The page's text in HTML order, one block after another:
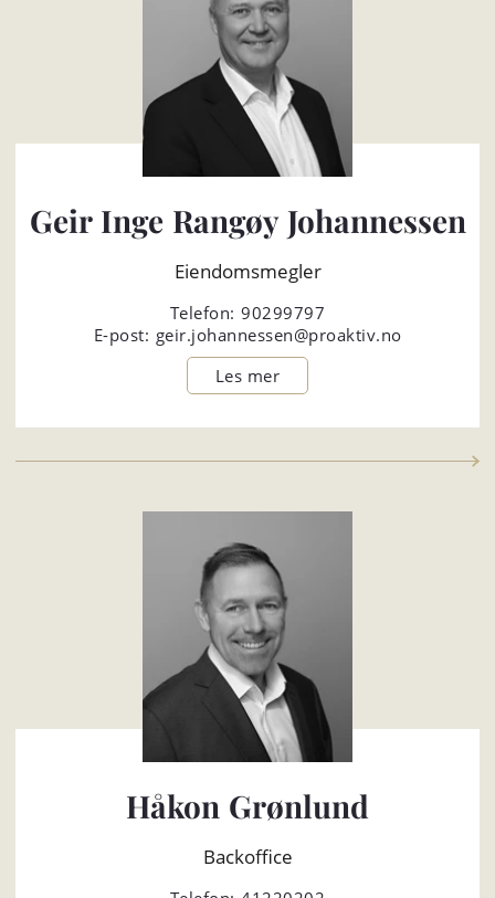
Geir Inge Rangøy Johannessen
Eiendomsmegler
Telefon:90299797
E-post: geir.johannessen@proaktiv.no
Håkon Grønlund
Backoffice